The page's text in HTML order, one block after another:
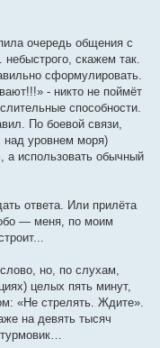
очередь общения с
скажем так.
сформулировать.
- никто не поймёт
способности.
По боевой связи,
над уровнем моря)
а использовать обычный
ответа. Или прилёта
— меня, по моим
но, по слухам,
целых пять минут,
«Не стрелять. Ждите».
на девять тысяч